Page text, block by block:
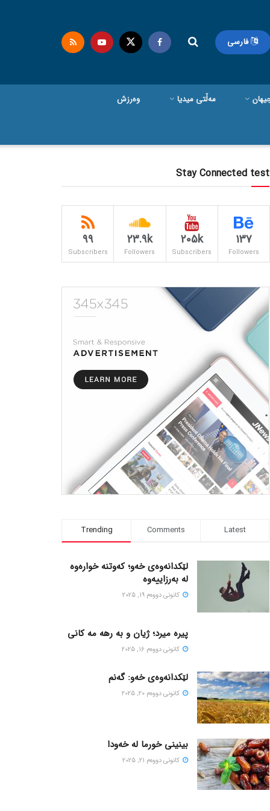
فارسی
مەڵتی میدیا وەرزش
Stay Connected test
137
Followers
205k
Subscribers
23.9k
Followers
99
Subscribers
Trending Comments Latest
لێکدانەوەی خەو؛ کەوتنە خوارەوە
لە بەرزاییەوە
كانونی دووه‌م 19, 2025
پیره میرد؛ ژیان و به رهه مه کانی
كانونی دووه‌م 16, 2025
لێکدانەوەی خەو: گەنم
كانونی دووه‌م 20, 2025
بینینی خورما لە خەودا
كانونی دووه‌م 21, 2025